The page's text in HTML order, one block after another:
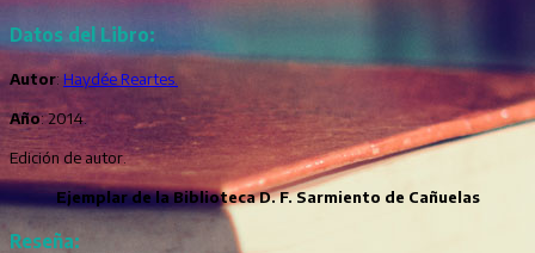
Datos del Libro:
Autor: Haydée Reartes.
Año: 2014.
Edición de autor.
Ejemplar de la Biblioteca D. F. Sarmiento de Cañuelas
Reseña: